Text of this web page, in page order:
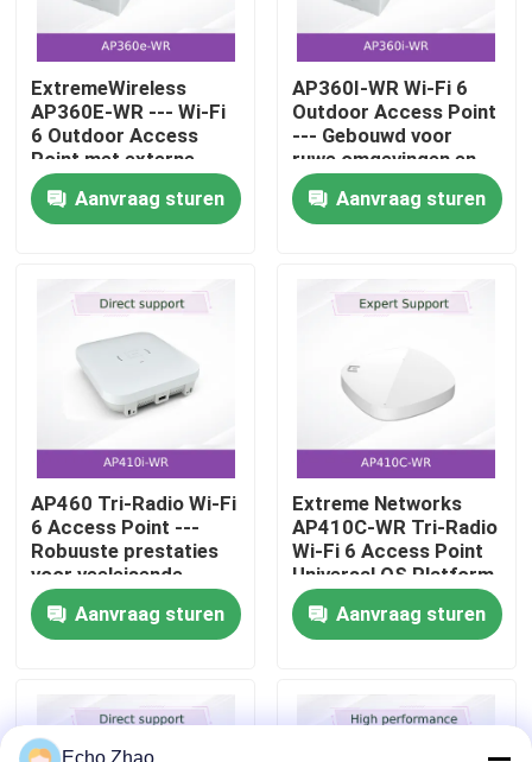
Producten
Video's
Over Ons
Fabriekstour
Kwaliteitscontrole
Neem contact met ons op
Nieuws
Vraag een offerte aan
ExtremeWireless
AP360E-WR --- Wi-Fi
6 Outdoor Access
Point met externe
antenne connectoren
en fulltime
beveiligingssensor
Aanvraag sturen
AP360I-WR Wi-Fi 6
Outdoor Access Point
--- Gebouwd voor
ruwe omgevingen en
connectiviteit met
hoge dichtheid
Aanvraag sturen
AP460 Tri-Radio Wi-Fi
6 Access Point ---
Robuuste prestaties
voor veeleisende
buitenomgevingen
Aanvraag sturen
Extreme Networks
AP410C-WR Tri-Radio
Wi-Fi 6 Access Point
Universal OS Platform
High-Density Security
SensorAanvraag sturen
Echo Zhao